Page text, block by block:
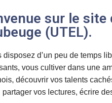
sur le site
(UTEL).
disposez d’un peu de temps
vous cultiver dans une
découvrir vos talents
partager vos lectures, écrire